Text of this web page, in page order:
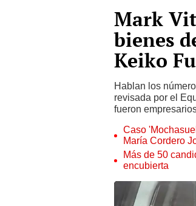
Mark
bienes
Keiko
Hablan los
revisada por el
fueron
Caso
María Cordero
Más de 50
encubierta